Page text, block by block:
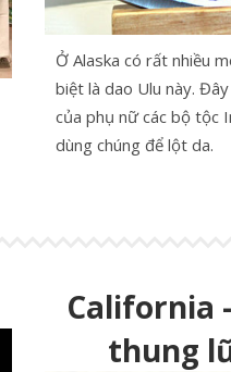
Ở Alaska có rất nhiều
biệt là dao Ulu này.
của phụ nữ các bộ tộc
dùng chúng để lột da.
California
thung